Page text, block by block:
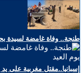
طنجة.. وفاة غامضة لسيدة
إسبانيا..مقتل مغربية على